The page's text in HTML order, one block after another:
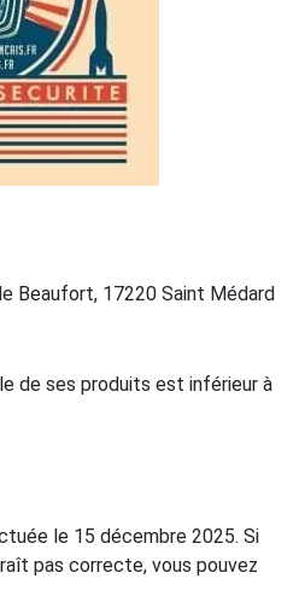
Beaufort, 17220 Saint Médard
de ses produits est inférieur à
le 15 décembre 2025. Si
pas correcte, vous pouvez